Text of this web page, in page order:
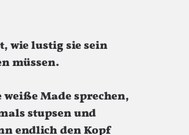
wie lustig sie sein
müssen.
Made sprechen,
stupsen und
endlich den Kopf